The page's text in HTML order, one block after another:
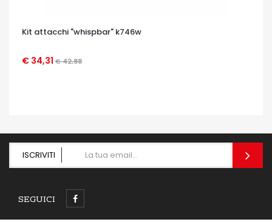
Kit attacchi "whispbar" k746w
€ 34,31 € 42,88
OCCHIATA VELOCE
ISCRIVITI
SEGUICI